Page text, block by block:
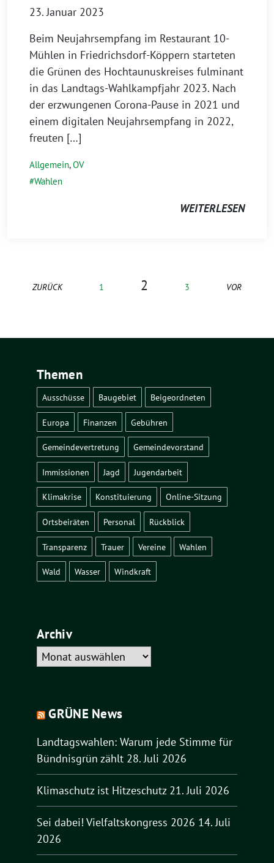
23. Januar 2023
Beim Neujahrsempfang im Restaurant 10-
Mühlen in Friedrichsdorf-Köppern starteten
die Grünen des Hochtaunuskreises fulminant
in das Landtags-Wahlkampfjahr 2023. Nach
der erzwungenen Corona-Pause in 2021 und
einem digitalen Neujahrsempfang in 2022,
freuten […]
Allgemein,OV
Wahlen
WEITERLESEN
ZURÜCK 1 2 3 VOR
Themen
Ausschüsse Baugebiet Beigeordneten
Europa Finanzen Gebühren
Gemeindevertretung Gemeindevorstand
Immissionen Jagd Jugendarbeit
Klimakrise Konstituierung Online-Sitzung
Ortsbeiräten Personal Rückblick
Transparenz Trauer Vereine Wahlen
Wald Wasser Windkraft
Archiv
Archiv
GRÜNE News
Landtagswahlen: Warum jede Stimme für
Bündnisgrün zählt 28. Juli 2026
Klimaschutz ist Hitzeschutz 21. Juli 2026
Sei dabei! Vielfaltskongress 2026 14. Juli
2026